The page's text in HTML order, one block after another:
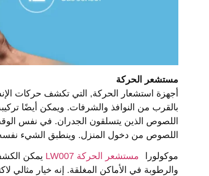
مستشعر الحركة
أجهزة استشعار الحركة, التي تكشف حركات
بالقرب من النوافذ والشرفات. ويمكن أيضًا
اللصوص الذين يتسلقون الجدران. في نفس الوقت,
اللصوص من دخول المنزل. وينطبق الشيء
موكولورا مستشعر الحركة LW007
والرطوبة في الأماكن المغلقة. إنه خيار